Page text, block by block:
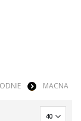
MACNA